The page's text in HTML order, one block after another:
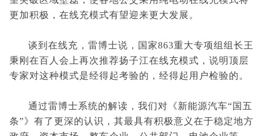
更加积极，在线充模式有望迎来更大发展。
谈到在线充，雷博士说，国家863重大专项组组长王
秉刚在百人会上再次推荐扬子江在线充模式，说明顶层
专家对这种模式是经得起考验的，经得起用户检验的。
通过雷博士系统的解读，我们对《新能源汽车“国五
条”》有了更深的认识，其最具有积极意义在于稳定地方